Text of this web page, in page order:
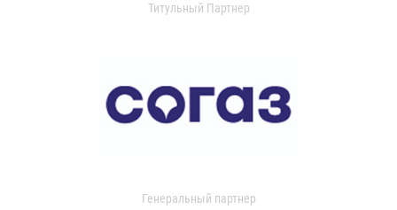
Титульный Партнер
Генеральный партнер